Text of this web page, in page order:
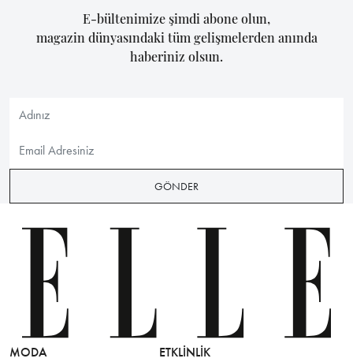
E-bültenimize şimdi abone olun,
magazin dünyasındaki tüm gelişmelerden anında
haberiniz olsun.
GÖNDER
MODA
ETKLINLIK